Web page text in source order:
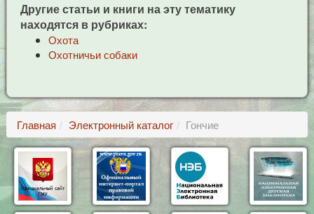
Другие статьи и книги на эту тематику
находятся в рубриках:
Охота
Охотничьи собаки
Главная Электронный каталог Гончие